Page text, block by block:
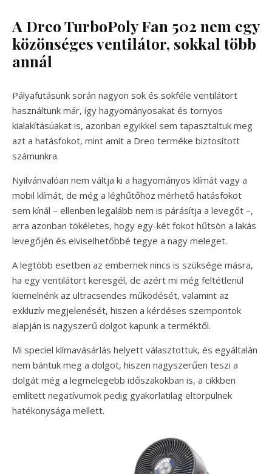
A Dreo TurboPoly Fan 502 nem egy
közönséges ventilátor, sokkal több
annál
Pályafutásunk során nagyon sok és sokféle ventilátort
használtunk már, így hagyományosakat és tornyos
kialakításúakat is, azonban egyikkel sem tapasztaltuk meg
azt a hatásfokot, mint amit a Dreo terméke biztosított
számunkra.
Nyilvánvalóan nem váltja ki a hagyományos klímát vagy a
mobil klímát, de még a léghűtőhöz mérhető hatásfokot
sem kínál – ellenben legalább nem is párásítja a levegőt –,
arra azonban tökéletes, hogy egy-két fokot hűtsön a lakás
levegőjén és elviselhetőbbé tegye a nagy meleget.
A legtöbb esetben az embernek nincs is szüksége másra,
ha egy ventilátort keresgél, de azért mi még feltétlenül
kiemelnénk az ultracsendes működését, valamint az
exkluzív megjelenését, hiszen a kérdéses szempontok
alapján is nagyszerű dolgot kapunk a terméktől.
Mi speciel klímavásárlás helyett választottuk, és egyáltalán
nem bántuk meg a dolgot, hiszen nagyszerűen teszi a
dolgát még a legmelegebb időszakokban is, a cikkben
említett negatívumok pedig gyakorlatilag eltörpülnek
hatékonysága mellett.